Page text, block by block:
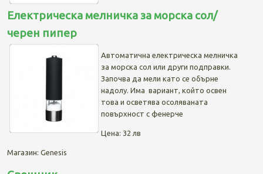
Електрическа мелничка за морска сол/
черен пипер
Автоматична електрическа мелничка
за морска сол или други подправки.
Започва да мели като се обърне
надолу. Има вариант, който освен
това и осветява осоляваната
повърхност с фенерче
Цена: 32 лв
Магазин: Genesis